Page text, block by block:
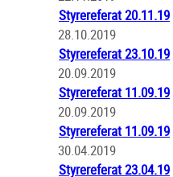
Styrereferat 20.11.19
28.10.2019
Styrereferat 23.10.19
20.09.2019
Styrereferat 11.09.19
20.09.2019
Styrereferat 11.09.19
30.04.2019
Styrereferat 23.04.19